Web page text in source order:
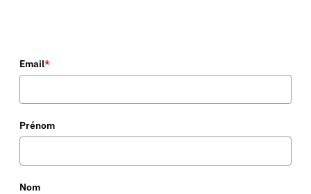
Email*
Prénom
Nom